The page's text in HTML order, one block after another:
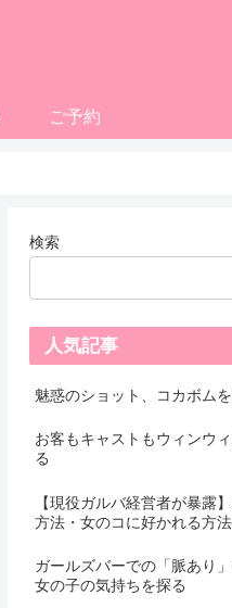
ご予約
検索
人気記事
魅惑のショット、コカボム
お客もキャストもウィンウ
る
【現役ガルバ経営者が暴露
方法・女のコに好かれる方
ガールズバーでの「脈あり
女の子の気持ちを探る